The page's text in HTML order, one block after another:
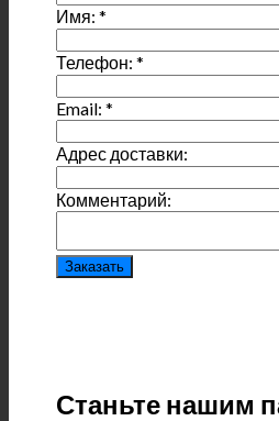
Имя:*
Телефон:*
Email:*
Адрес доставки:
Комментарий:
Станьте нашим